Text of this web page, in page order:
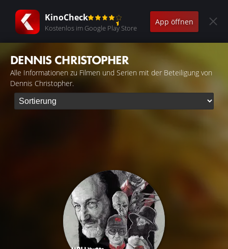
KinoCheck
Kostenlos im Google Play Store
App öffnen
DENNIS CHRISTOPHER
Alle Informationen zu Filmen und Serien mit der Beteiligung von
Dennis Christopher.